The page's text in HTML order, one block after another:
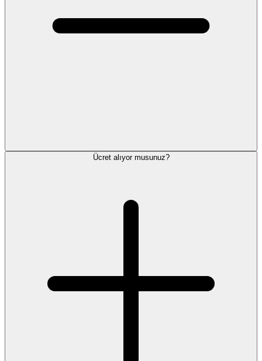
Ücret alıyor musunuz?